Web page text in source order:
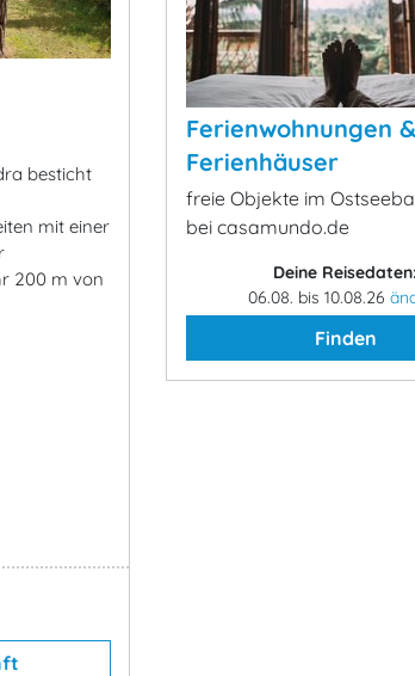
besticht
mit einer
200 m von
Ferienwohnungen &
Ferienhäuser
freie Objekte im
bei casamundo.de
Deine
06.08. bis 10.08.26
Finden